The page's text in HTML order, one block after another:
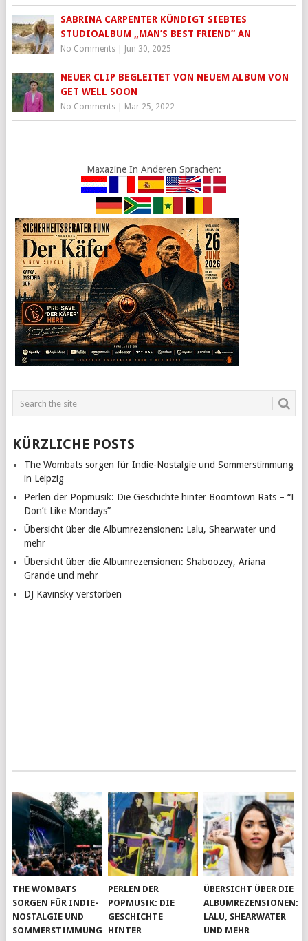
SABRINA CARPENTER KÜNDIGT SIEBTES
STUDIOALBUM „MAN’S BEST FRIEND” AN
No Comments| Jun 30, 2025
NEUER CLIP BEGLEITET VON NEUEM ALBUM VON
GET WELL SOON
No Comments| Mar 25, 2022
Maxazine In Anderen Sprachen:
KÜRZLICHE POSTS
The Wombats sorgen für Indie-Nostalgie und Sommerstimmung
in Leipzig
Perlen der Popmusik: Die Geschichte hinter Boomtown Rats – “I
Don’t Like Mondays”
Übersicht über die Albumrezensionen: Lalu, Shearwater und
mehr
Übersicht über die Albumrezensionen: Shaboozey, Ariana
Grande und mehr
DJ Kavinsky verstorben
THE WOMBATS
SORGEN FÜR INDIE-
NOSTALGIE UND
SOMMERSTIMMUNG
PERLEN DER
POPMUSIK: DIE
GESCHICHTE
HINTER
ÜBERSICHT ÜBER DIE
ALBUMREZENSIONEN:
LALU, SHEARWATER
UND MEHR